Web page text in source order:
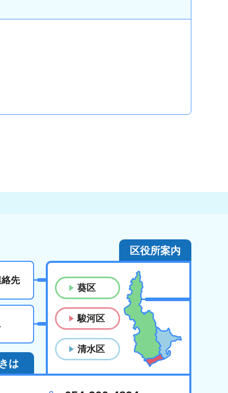
先
区役所案内
葵区
駿河区
清水区
は